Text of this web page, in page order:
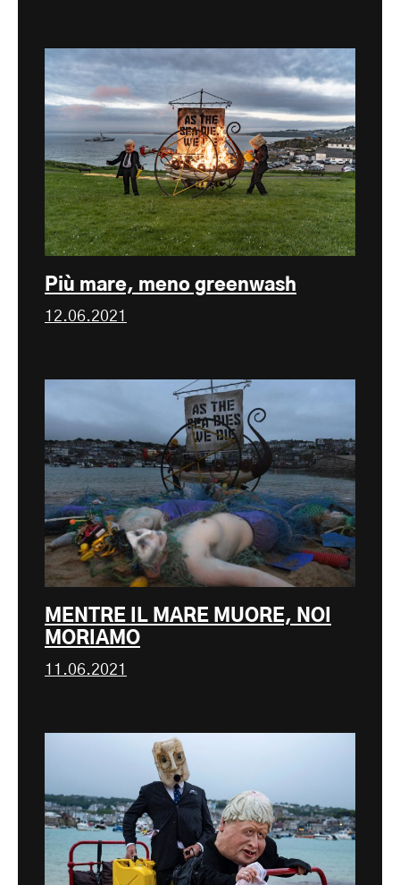
Più mare, meno greenwash
12.06.2021
MENTRE IL MARE MUORE, NOI
MORIAMO
11.06.2021